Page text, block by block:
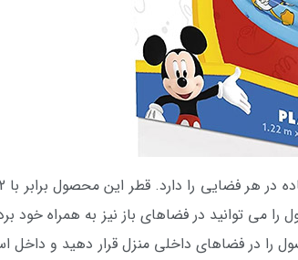
می توانید در فضاهای باز نیز به همراه خود
را در فضاهای داخلی منزل قرار دهید و داخل